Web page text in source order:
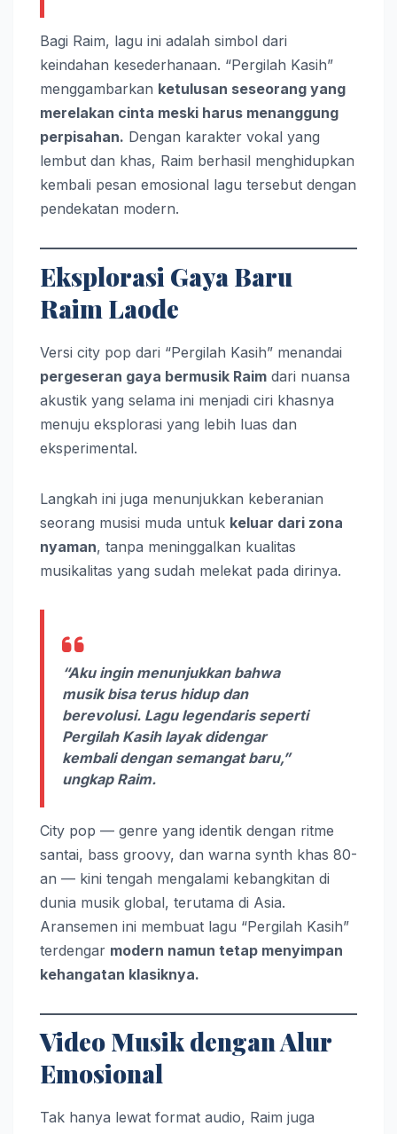
Bagi Raim, lagu ini adalah simbol dari
keindahan kesederhanaan. “Pergilah Kasih”
menggambarkan ketulusan seseorang yang
merelakan cinta meski harus menanggung
perpisahan. Dengan karakter vokal yang
lembut dan khas, Raim berhasil menghidupkan
kembali pesan emosional lagu tersebut dengan
pendekatan modern.
Eksplorasi Gaya Baru
Raim Laode
Versi city pop dari “Pergilah Kasih” menandai
pergeseran gaya bermusik Raim dari nuansa
akustik yang selama ini menjadi ciri khasnya
menuju eksplorasi yang lebih luas dan
eksperimental.
Langkah ini juga menunjukkan keberanian
seorang musisi muda untuk keluar dari zona
nyaman, tanpa meninggalkan kualitas
musikalitas yang sudah melekat pada dirinya.
“Aku ingin menunjukkan bahwa
musik bisa terus hidup dan
berevolusi. Lagu legendaris seperti
Pergilah Kasihlayak didengar
kembali dengan semangat baru,”
ungkap Raim.
City pop — genre yang identik dengan ritme
santai, bass groovy, dan warna synth khas 80-
an — kini tengah mengalami kebangkitan di
dunia musik global, terutama di Asia.
Aransemen ini membuat lagu “Pergilah Kasih”
terdengar modern namun tetap menyimpan
kehangatan klasiknya.
Video Musik dengan Alur
Emosional
Tak hanya lewat format audio, Raim juga